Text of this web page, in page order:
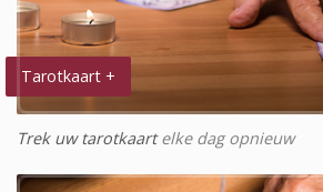
Tarotkaart +
Trek uw tarotkaartelke dag opnieuw